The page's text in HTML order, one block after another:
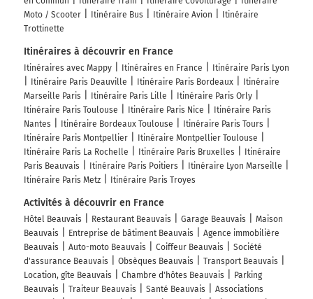
Moto / Scooter
Itinéraire Bus Itinéraire Avion
Itinéraire
Trottinette
Itinéraires à découvrir en France
Itinéraires avec Mappy Itinéraires en France
Itinéraire Paris Lyon
Itinéraire Paris Deauville
Itinéraire Paris Bordeaux
Itinéraire
Marseille Paris
Itinéraire Paris Lille
Itinéraire Paris Orly
Itinéraire Paris Toulouse
Itinéraire Paris Nice
Itinéraire Paris
Nantes
Itinéraire Bordeaux Toulouse
Itinéraire Paris Tours
Itinéraire Paris Montpellier
Itinéraire Montpellier Toulouse
Itinéraire Paris La Rochelle
Itinéraire Paris Bruxelles
Itinéraire
Paris Beauvais
Itinéraire Paris Poitiers
Itinéraire Lyon Marseille
Itinéraire Paris Metz
Itinéraire Paris Troyes
Activités à découvrir en France
Hôtel Beauvais Restaurant Beauvais Garage Beauvais
Maison
Beauvais
Entreprise de bâtiment Beauvais
Agence immobilière
Beauvais
Auto-moto Beauvais Coiffeur Beauvais
Société
d'assurance Beauvais
Obsèques Beauvais
Transport Beauvais
Location, gîte Beauvais
Chambre d'hôtes Beauvais
Parking
Beauvais
Traiteur Beauvais Santé Beauvais
Associations